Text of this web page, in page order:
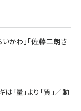
いかわ」「佐藤二朗さ
「量」より「質」／動